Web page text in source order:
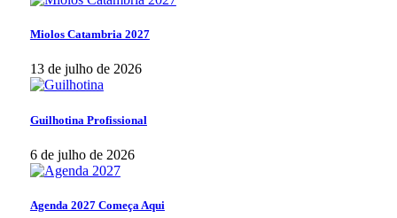
Miolos Catambria 2027
13 de julho de 2026
Guilhotina Profissional
6 de julho de 2026
Agenda 2027 Começa Aqui